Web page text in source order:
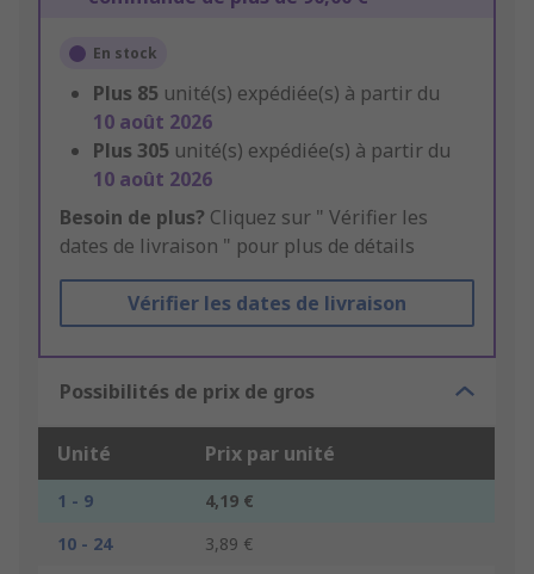
En stock
Plus 85 unité(s) expédiée(s) à partir du
10 août 2026
Plus 305 unité(s) expédiée(s) à partir du
10 août 2026
Besoin de plus? Cliquez sur " Vérifier les
dates de livraison " pour plus de détails
Vérifier les dates de livraison
Possibilités de prix de gros
Unité Prix par unité
1 - 9
4,19 €
10 - 24
3,89 €